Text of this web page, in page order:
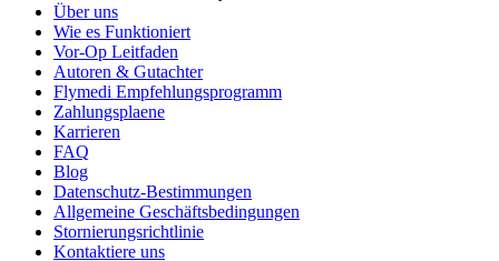
Über uns
Wie es Funktioniert
Vor-Op Leitfaden
Autoren & Gutachter
Flymedi Empfehlungsprogramm
Zahlungsplaene
Karrieren
FAQ
Blog
Datenschutz-Bestimmungen
Allgemeine Geschäftsbedingungen
Stornierungsrichtlinie
Kontaktiere uns